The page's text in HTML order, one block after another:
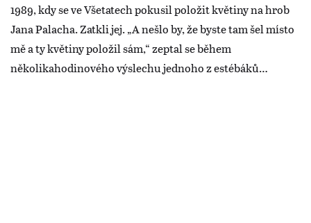
1989, kdy se ve Všetatech pokusil položit květiny na hrob
Jana Palacha. Zatkli jej. „A nešlo by, že byste tam šel místo
mě a ty květiny položil sám,“ zeptal se během
několikahodinového výslechu jednoho z estébáků…